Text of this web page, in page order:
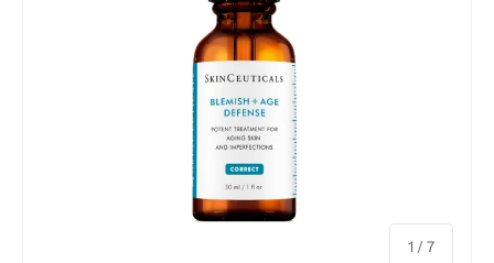
1 / de
7